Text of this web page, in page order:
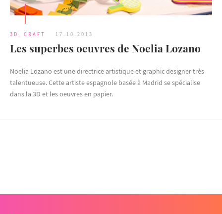
3D CRAFT 17.10.2013
Les superbes oeuvres de Noelia Lozano
Noelia Lozano est une directrice artistique et graphic designer très
talentueuse. Cette artiste espagnole basée à Madrid se spécialise
dans la 3D et les oeuvres en papier.